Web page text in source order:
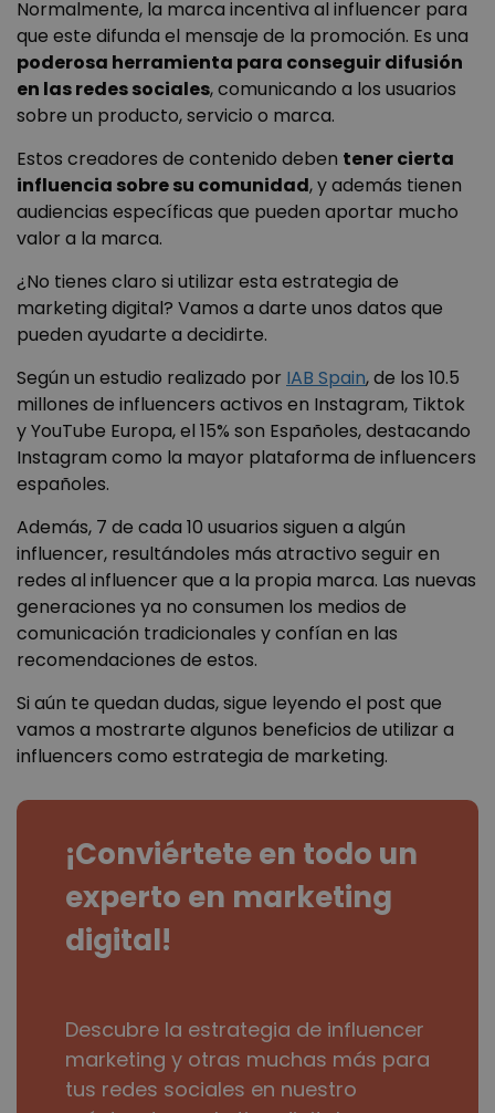
Normalmente, la marca incentiva al influencer para
que este difunda el mensaje de la promoción. Es una
poderosa herramienta para conseguir difusión
en las redes sociales, comunicando a los usuarios
sobre un producto, servicio o marca.
Estos creadores de contenido deben tener cierta
influencia sobre su comunidad, y además tienen
audiencias específicas que pueden aportar mucho
valor a la marca.
¿No tienes claro si utilizar esta estrategia de
marketing digital? Vamos a darte unos datos que
pueden ayudarte a decidirte.
Según un estudio realizado por IAB Spain, de los 10.5
millones de influencers activos en Instagram, Tiktok
y YouTube Europa, el 15% son Españoles, destacando
Instagram como la mayor plataforma de influencers
españoles.
Además, 7 de cada 10 usuarios siguen a algún
influencer, resultándoles más atractivo seguir en
redes al influencer que a la propia marca. Las nuevas
generaciones ya no consumen los medios de
comunicación tradicionales y confían en las
recomendaciones de estos.
Si aún te quedan dudas, sigue leyendo el post que
vamos a mostrarte algunos beneficios de utilizar a
influencers como estrategia de marketing.
¡Conviértete en todo un
experto en marketing
digital!
Descubre la estrategia de influencer
marketing y otras muchas más para
tus redes sociales en nuestro